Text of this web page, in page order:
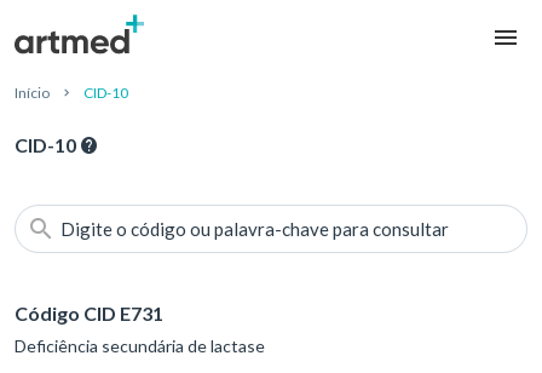
Início CID-10
CID-10
Digite o código ou palavra-chave para consultar
Código CID E731
Deficiência secundária de lactase